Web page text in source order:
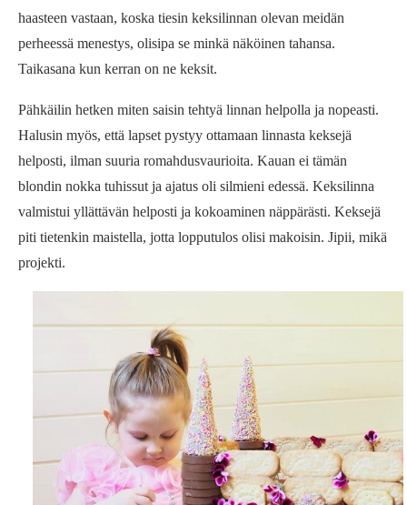
haasteen vastaan, koska tiesin keksilinnan olevan meidän
perheessä menestys, olisipa se minkä näköinen tahansa.
Taikasana kun kerran on ne keksit.
Pähkäilin hetken miten saisin tehtyä linnan helpolla ja nopeasti.
Halusin myös, että lapset pystyy ottamaan linnasta keksejä
helposti, ilman suuria romahdusvaurioita. Kauan ei tämän
blondin nokka tuhissut ja ajatus oli silmieni edessä. Keksilinna
valmistui yllättävän helposti ja kokoaminen näppärästi. Keksejä
piti tietenkin maistella, jotta lopputulos olisi makoisin. Jipii, mikä
projekti.